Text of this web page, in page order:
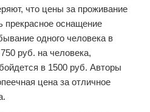
что цены за проживание
оснащение
одного человека в
руб. на человека,
в 1500 руб. Авторы
цена за отличное